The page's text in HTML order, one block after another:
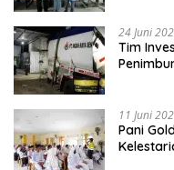
24 Juni
Tim
11 Juni
Pani